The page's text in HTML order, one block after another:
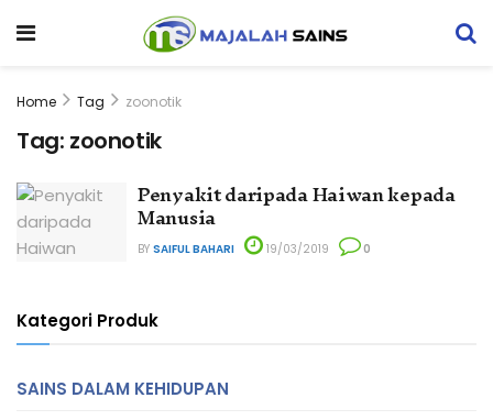
Home Tag zoonotik
Tag: zoonotik
Penyakit daripada Haiwan kepada
Manusia
BY SAIFUL BAHARI 19/03/2019 0
Kategori Produk
SAINS DALAM KEHIDUPAN